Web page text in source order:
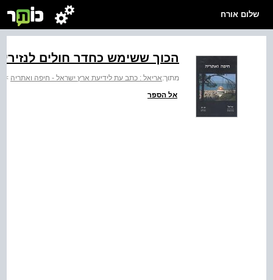
שלום אורח
הכוך ששימש כחדר חולים
מתוך:אריאל : כתב עת לידיעת ארץ ישראל - חיפה ואתריה >
אל הספר